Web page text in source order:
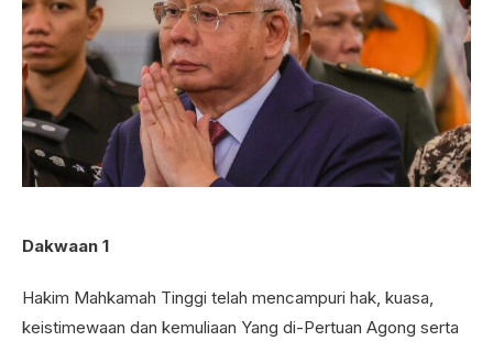
Dakwaan 1
Hakim Mahkamah Tinggi telah mencampuri hak, kuasa,
keistimewaan dan kemuliaan Yang di-Pertuan Agong serta